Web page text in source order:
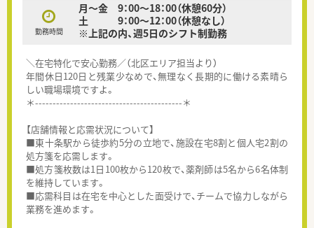
勤務時間
月～金 9：00～18：00（休憩60分）
土 9：00～12：00（休憩なし）
※上記の内、週5日のシフト制勤務
＼在宅特化で安心勤務／（北区エリア担当より）
年間休日120日と残業少なめで、無理なく長期的に働ける素晴ら
しい職場環境ですよ。
＊------------------------------------------＊
【店舗情報と応需状況について】
■東十条駅から徒歩約5分の立地で、施設在宅8割と個人宅2割の
処方箋を応需します。
■処方箋枚数は1日100枚から120枚で、薬剤師は5名から6名体制
を維持しています。
■応需科目は在宅を中心とした面受けで、チームで協力しながら
業務を進めます。